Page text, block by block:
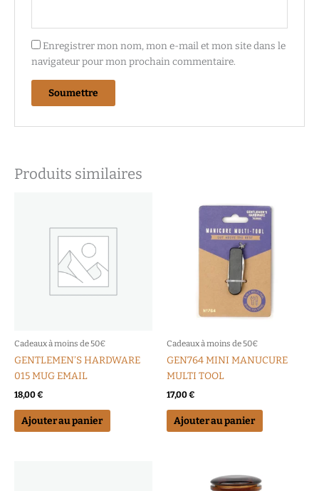
Enregistrer mon nom, mon e-mail et mon site dans le
navigateur pour mon prochain commentaire.
Produits similaires
Cadeaux à moins de 50€
GENTLEMEN’S HARDWARE
015 MUG EMAIL
18,00€
Ajouter au panier
Cadeaux à moins de 50€
GEN764 MINI MANUCURE
MULTI TOOL
17,00€
Ajouter au panier